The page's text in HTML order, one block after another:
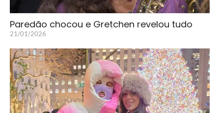
Paredão chocou e Gretchen revelou tudo
21/01/2026